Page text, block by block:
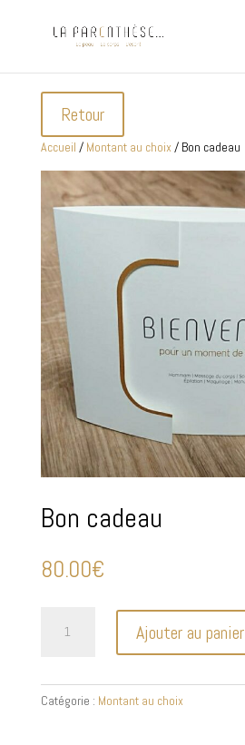
Retour
Accueil / Montant au choix / Bon cadeau
Bon cadeau
80.00€
Ajouter au panier
Catégorie : Montant au choix